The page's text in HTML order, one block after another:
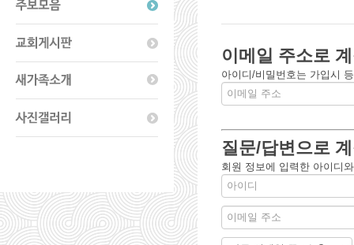
이메일 주소로
아이디/비밀번호는 가입시
질문/답변으로
회원 정보에 입력한 아이디